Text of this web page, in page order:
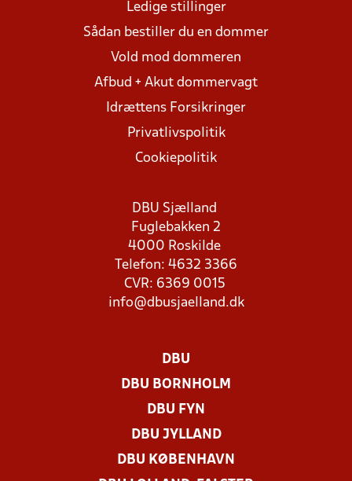
Ledige stillinger
Sådan bestiller du en dommer
Vold mod dommeren
Afbud + Akut dommervagt
Idrættens Forsikringer
Privatlivspolitik
Cookiepolitik
DBU Sjælland
Fuglebakken 2
4000 Roskilde
Telefon: 4632 3366
CVR: 6369 0015
info@dbusjaelland.dk
DBU
DBU BORNHOLM
DBU FYN
DBU JYLLAND
DBU KØBENHAVN